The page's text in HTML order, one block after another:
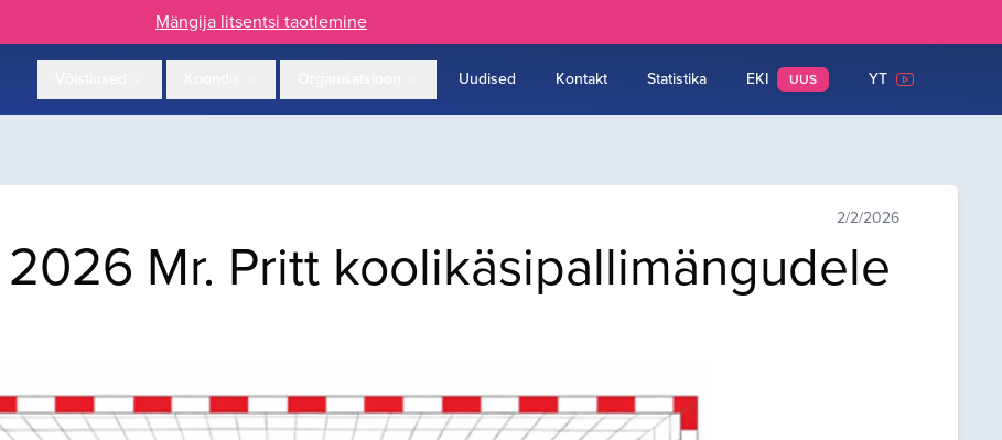
Mängija litsentsi taotlemine
Uudised Kontakt Statistika EKI UUS YT
2/2/2026
Mr. Pritt koolikäsipallimängudele